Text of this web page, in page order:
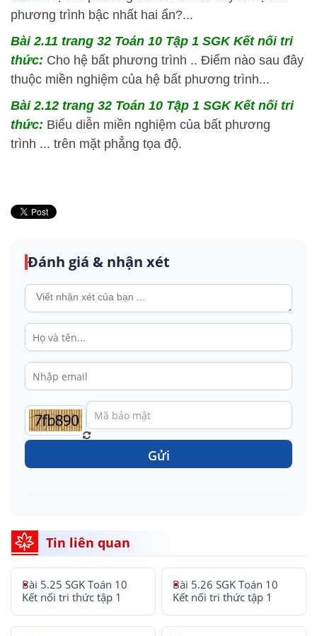
phương trình bậc nhất hai ẩn?...
Bài 2.11 trang 32 Toán 10 Tập 1 SGK Kết nối tri
thức: Cho hệ bất phương trình .. Điểm nào sau đây
thuộc miền nghiệm của hệ bất phương trình...
Bài 2.12 trang 32 Toán 10 Tập 1 SGK Kết nối tri
thức: Biểu diễn miền nghiệm của bất phương
trình ... trên mặt phẳng tọa độ.
Đánh giá & nhận xét
Gửi
Tin liên quan
Bài 5.25 SGK Toán 10
Kết nối tri thức tập 1
Bài 5.26 SGK Toán 10
Kết nối tri thức tập 1